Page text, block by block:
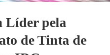
Líder pela
de Tinta de